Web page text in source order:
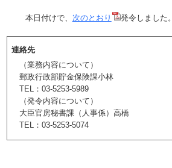
本日付けで、 次のとおり 発令しました。
連絡先
（業務内容について）
郵政行政部貯金保険課小林
TEL：03-5253-5989
（発令内容について）
大臣官房秘書課（人事係）高橋
TEL：03-5253-5074